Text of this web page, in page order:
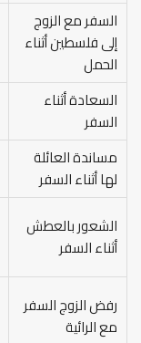
السفر مع الزوج
إلى فلسطين أثناء
الحمل
السعادة أثناء
السفر
مساندة العائلة
لها أثناء السفر
الشعور بالعطش
أثناء السفر
رفض الزوج السفر
مع الرائية